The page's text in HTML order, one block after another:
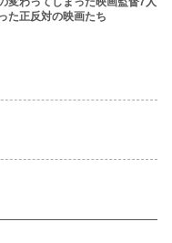
た正反対の映画たち